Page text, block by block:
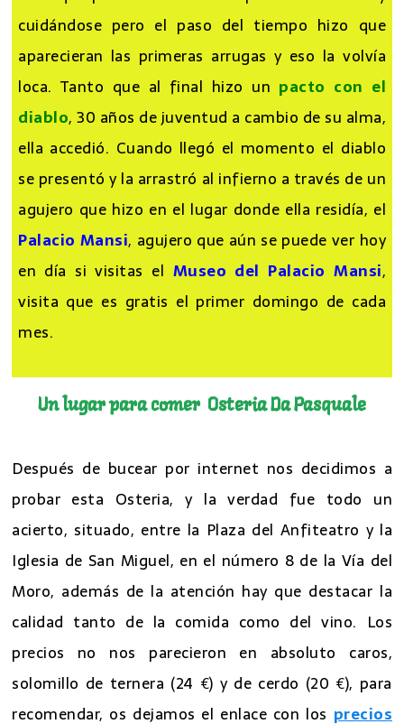
bella que pasaba todo el tiempo observándose y
cuidándose pero el paso del tiempo hizo que
aparecieran las primeras arrugas y eso la volvía
loca. Tanto que al final hizo unpacto con el
diablo, 30 años de juventud a cambio de su alma,
ella accedió. Cuando llegó el momento el diablo
se presentó y la arrastró al infierno a través de un
agujero que hizo en el lugar donde ella residía, el
Palacio Mansi, agujero que aún se puede ver hoy
en día si visitas el Museo del Palacio Mansi,
visita que es gratis el primer domingo de cada
Después de bucear por internet nos decidimos a
probar esta Osteria, y la verdad fue todo un
acierto, situado, entre la Plaza del Anfiteatro y la
Iglesia de San Miguel, en el número 8 de la Vía del
Moro, además de la atención hay que destacar la
calidad tanto de la comida como del vino. Los
precios no nos parecieron en absoluto caros,
solomillo de ternera (24 €) y de cerdo (20 €), para